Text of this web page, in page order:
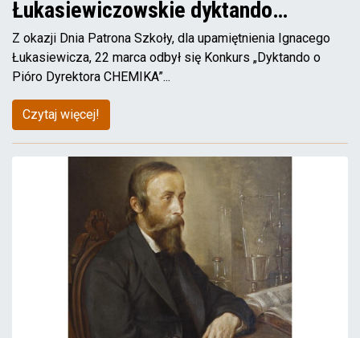
Łukasiewiczowskie dyktando…
Z okazji Dnia Patrona Szkoły, dla upamiętnienia Ignacego
Łukasiewicza, 22 marca odbył się Konkurs „Dyktando o
Pióro Dyrektora CHEMIKA”...
Czytaj więcej!